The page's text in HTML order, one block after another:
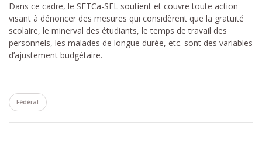
Dans ce cadre, le SETCa-SEL soutient et couvre toute action
visant à dénoncer des mesures qui considèrent que la gratuité
scolaire, le minerval des étudiants, le temps de travail des
personnels, les malades de longue durée, etc. sont des variables
d’ajustement budgétaire.
Fédéral